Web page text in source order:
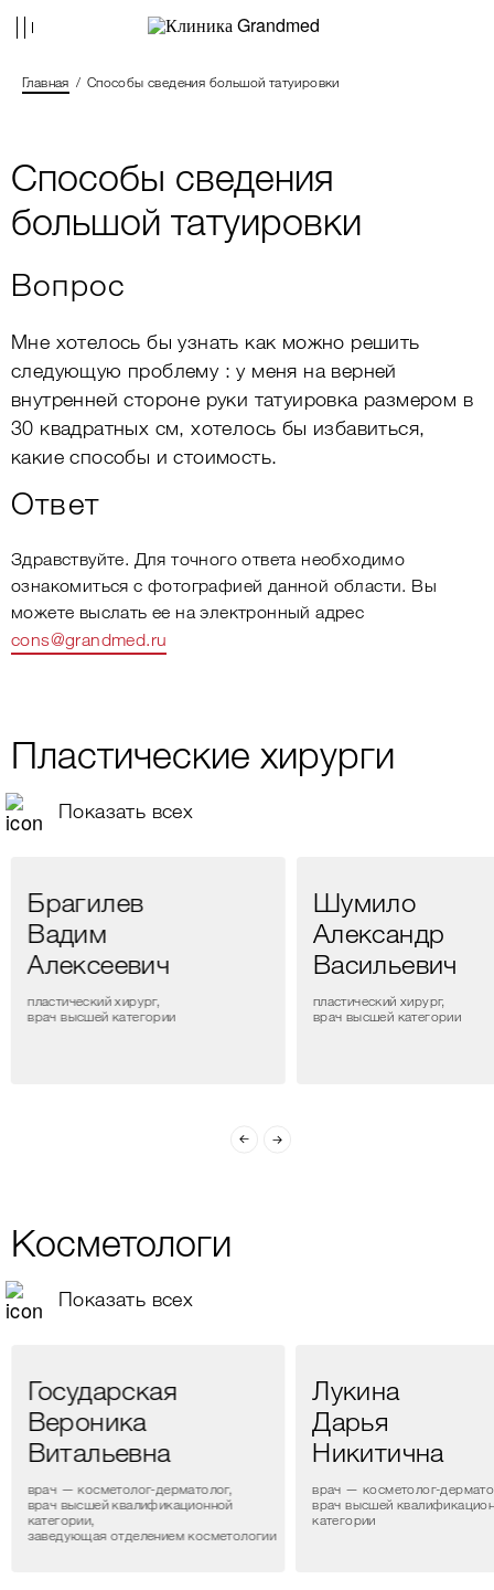
Главная Способы сведения большой татуировки
Способы сведения
большой татуировки
Вопрос
Мне хотелось бы узнать как можно решить
следующую проблему : у меня на верней
внутренней стороне руки татуировка размером в
30 квадратных см, хотелось бы избавиться,
какие способы и стоимость.
Ответ
Здравствуйте. Для точного ответа необходимо
ознакомиться с фотографией данной области. Вы
можете выслать ее на электронный адрес
cons@grandmed.ru
Пластические хирурги
Показать всех
Брагилев
Вадим
Алексеевич
пластический хирург,
врач высшей категории
Шумило
Александр
Васильевич
пластический хирург,
врач высшей категории
Косметологи
Показать всех
Государская
Вероника
Витальевна
врач — косметолог-дерматолог,
врач высшей квалификационной
категории,
заведующая отделением косметологии
Лукина
Дарья
Никитична
врач — косметолог-
врач высшей
категории